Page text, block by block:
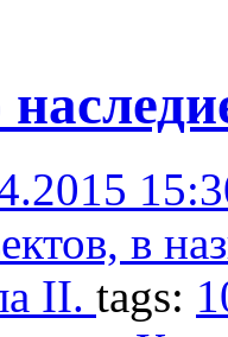
в
II. tags: